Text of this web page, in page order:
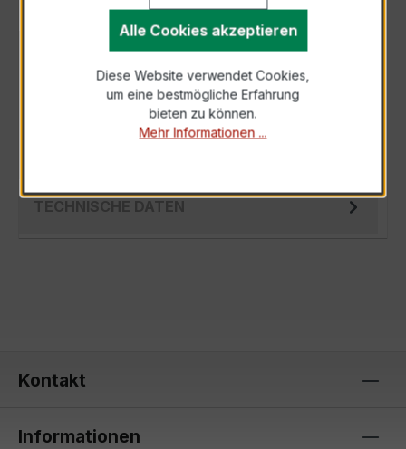
Der EASKD 31.8 3x600/1A 15VA Kl.0,2 ist ein
kompakter, hochpräziser Niederspannungs-
Verrechnungsstromwandler der bewährten E…
TECHNISCHE DATEN
Kontakt
Informationen
Alle Cookies akzeptieren
Diese Website verwendet Cookies,
um eine bestmögliche Erfahrung
bieten zu können.
Mehr Informationen ...